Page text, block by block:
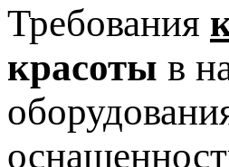
Требования
красоты в